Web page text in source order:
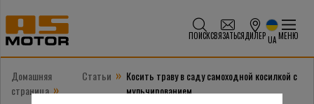
ПОИСКСВЯЗАТЬСЯДИЛЕР UA МЕНЮ
Домашняя
страница »
Статьи » Косить траву в саду самоходной косилкой с
мульчированием